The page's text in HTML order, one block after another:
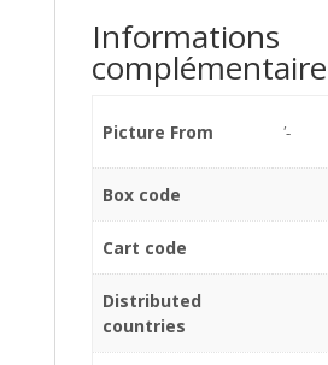
Informations
Picture From '-
Box code
Cart code
Distributed
countries